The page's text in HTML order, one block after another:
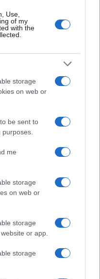
Use,
of my
with the
storage
on web or
be sent to
me
storage
on web or
storage
or app.
storage